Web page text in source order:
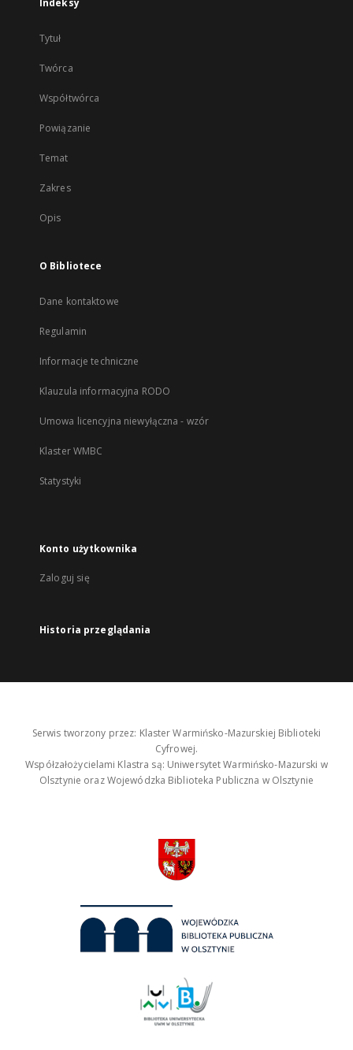
Indeksy
Tytuł
Twórca
Współtwórca
Powiązanie
Temat
Zakres
Opis
O Bibliotece
Dane kontaktowe
Regulamin
Informacje techniczne
Klauzula informacyjna RODO
Umowa licencyjna niewyłączna - wzór
Klaster WMBC
Statystyki
Konto użytkownika
Zaloguj się
Historia przeglądania
Serwis tworzony przez: Klaster Warmińsko-Mazurskiej Biblioteki
Cyfrowej.
Współzałożycielami Klastra są: Uniwersytet Warmińsko-Mazurski w
Olsztynie oraz Wojewódzka Biblioteka Publiczna w Olsztynie